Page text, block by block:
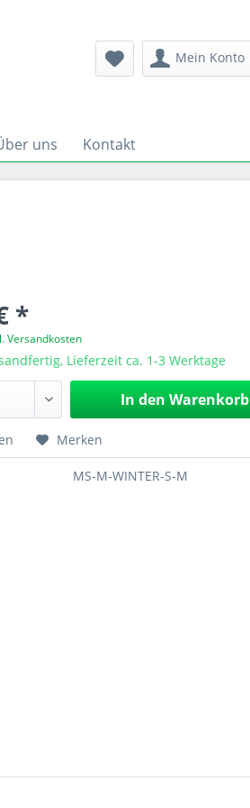
Mein Konto
uns Kontakt
*
Versandkosten
Lieferzeit ca. 1-3 Werktage
In den Warenkorb
Merken
MS-M-WINTER-S-M